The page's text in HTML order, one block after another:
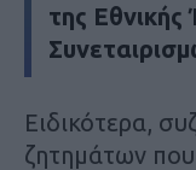
της
Ειδικότερα,
ζητημάτων